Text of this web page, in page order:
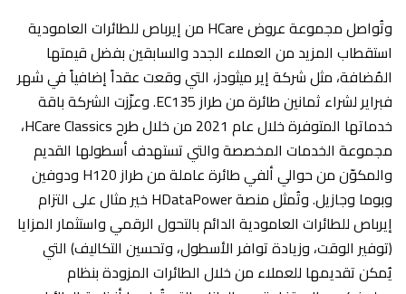
وتُواصل مجموعة عروض HCare من إيرباص للطائرات العامودية
استقطاب المزيد من العملاء الجدد والسابقين بفضل قيمتها
المُضافة، مثل شركة إير ميثودز، التي وقعت عقداً إضافياً في شهر
فبراير لشراء ثمانين طائرة من طراز EC135. وعزّزت الشركة باقة
خدماتها المتوفرة خلال عام 2021 من خلال طرح HCare Classics،
مجموعة الخدمات المخصصة والتي تستهدف أسطولها القديم
والمكوّن من حوالي ألفي طائرة عاملة من طراز H120 ودوفين
وبوما وجازيل. وتُمثل منصة HDataPower خير مثال على التزام
إيرباص للطائرات العامودية الدائم بالتحول الرقمي واستثمار المزايا
(توفير الوقت، وزيادة توافر الأسطول، وتحسين التكاليف) التي
يُمكن تقديمها للعملاء من خلال الطائرات المزودة بنظام